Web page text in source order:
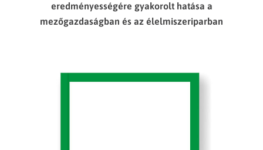
eredményességére gyakorolt hatása a
mezőgazdaságban és az élelmiszeriparban